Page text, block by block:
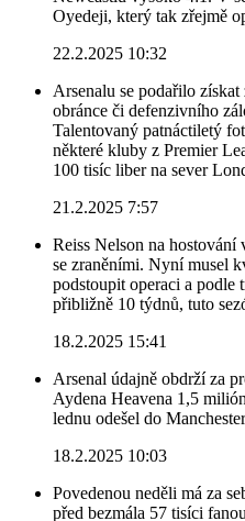
Oyedeji, který tak zřejmě
22.2.2025 10:32
Arsenalu se podařilo získat
obránce či defenzivního
Talentovaný patnáctiletý
některé kluby z Premier
100 tisíc liber na sever
21.2.2025 7:57
Reiss Nelson na
se zraněními. Nyní musel
podstoupit operaci a podle
přibližně 10 týdnů, tuto
18.2.2025 15:41
Arsenal údajně obdrží za
Aydena Heavena 1,5
lednu odešel do
18.2.2025 10:03
Povedenou neděli má za
před bezmála 57 tisíci